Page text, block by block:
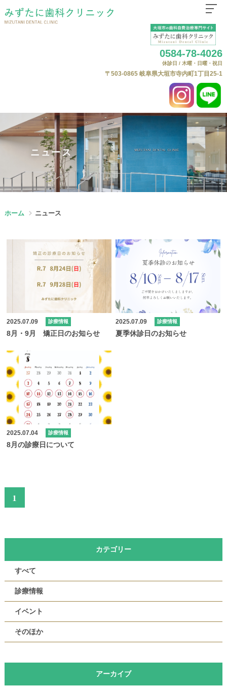
0584-78-4026
休診日 / 木曜・日曜・祝日
〒503-0865 岐阜県大垣市寺内町1丁目25-1
よくある質問
自費料金表
ニュース
Web予約
ニュース
ホーム ニュース
2025.07.09 診療情報
8月・9月 矯正日のお知らせ
2025.07.09 診療情報
夏季休診日のお知らせ
2025.07.04 診療情報
8月の診療日について
1
カテゴリー
すべて
診療情報
イベント
そのほか
アーカイブ